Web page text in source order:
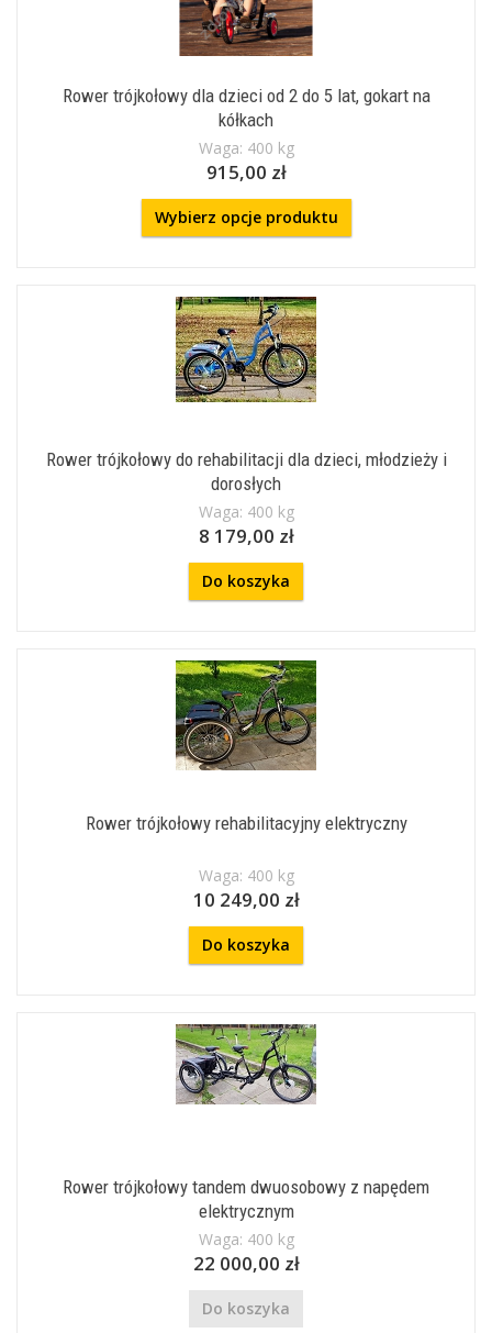
Rower trójkołowy dla dzieci od 2 do 5 lat, gokart na
kółkach
Waga: 400 kg
915,00 zł
Wybierz opcje produktu
Rower trójkołowy do rehabilitacji dla dzieci, młodzieży i
dorosłych
Waga: 400 kg
8 179,00 zł
Do koszyka
Rower trójkołowy rehabilitacyjny elektryczny
Waga: 400 kg
10 249,00 zł
Do koszyka
Rower trójkołowy tandem dwuosobowy z napędem
elektrycznym
Waga: 400 kg
22 000,00 zł
Do koszyka